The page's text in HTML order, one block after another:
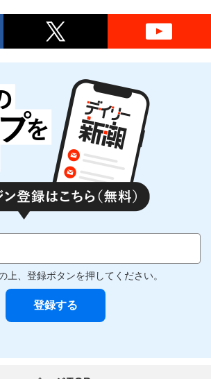
上、登録ボタンを押してください。